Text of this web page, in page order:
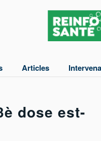
Articles
dose est-